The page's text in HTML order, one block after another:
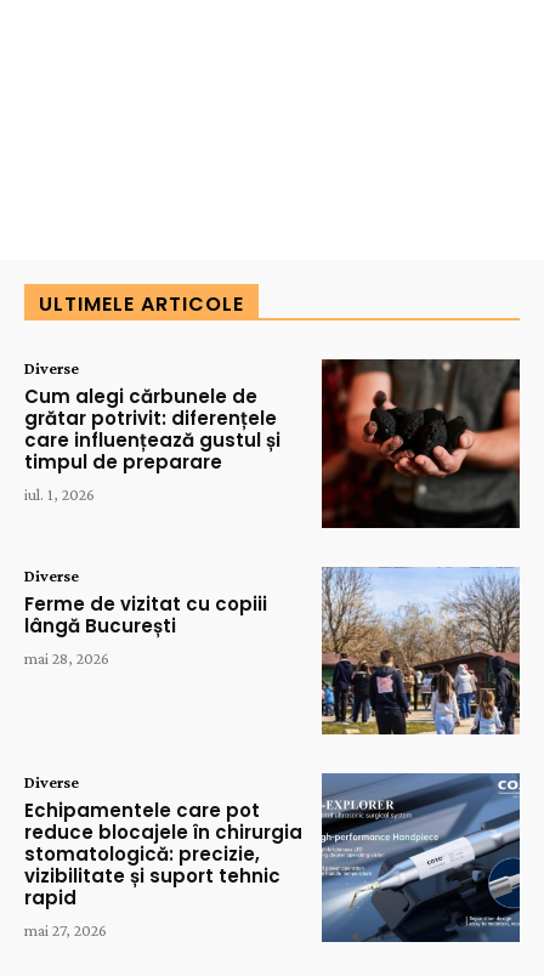
ULTIMELE ARTICOLE
Diverse
Cum alegi cărbunele de
grătar potrivit: diferențele
care influențează gustul și
timpul de preparare
iul. 1, 2026
Diverse
Ferme de vizitat cu copiii
lângă București
mai 28, 2026
Diverse
Echipamentele care pot
reduce blocajele în chirurgia
stomatologică: precizie,
vizibilitate și suport tehnic
rapid
mai 27, 2026